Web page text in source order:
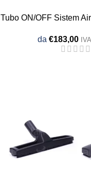
Tubo ON/OFF Sistem
da €183,00